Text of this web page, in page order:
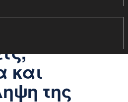
και
της